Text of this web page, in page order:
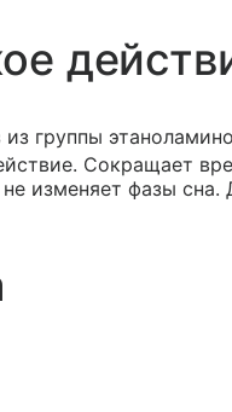
группы
Сокращает
изменяет фазы